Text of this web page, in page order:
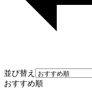
並び替え
おすすめ順